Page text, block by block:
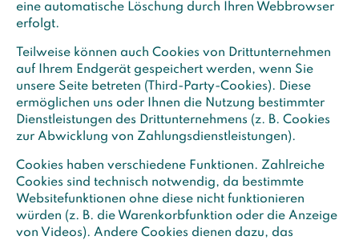
eine automatische Löschung durch Ihren Webbrowser
erfolgt.
Teilweise können auch Cookies von Drittunternehmen
auf Ihrem Endgerät gespeichert werden, wenn Sie
unsere Seite betreten (Third-Party-Cookies). Diese
ermöglichen uns oder Ihnen die Nutzung bestimmter
Dienstleistungen des Drittunternehmens (z. B. Cookies
zur Abwicklung von Zahlungsdienstleistungen).
Cookies haben verschiedene Funktionen. Zahlreiche
Cookies sind technisch notwendig, da bestimmte
Websitefunktionen ohne diese nicht funktionieren
würden (z. B. die Warenkorbfunktion oder die Anzeige
von Videos). Andere Cookies dienen dazu, das